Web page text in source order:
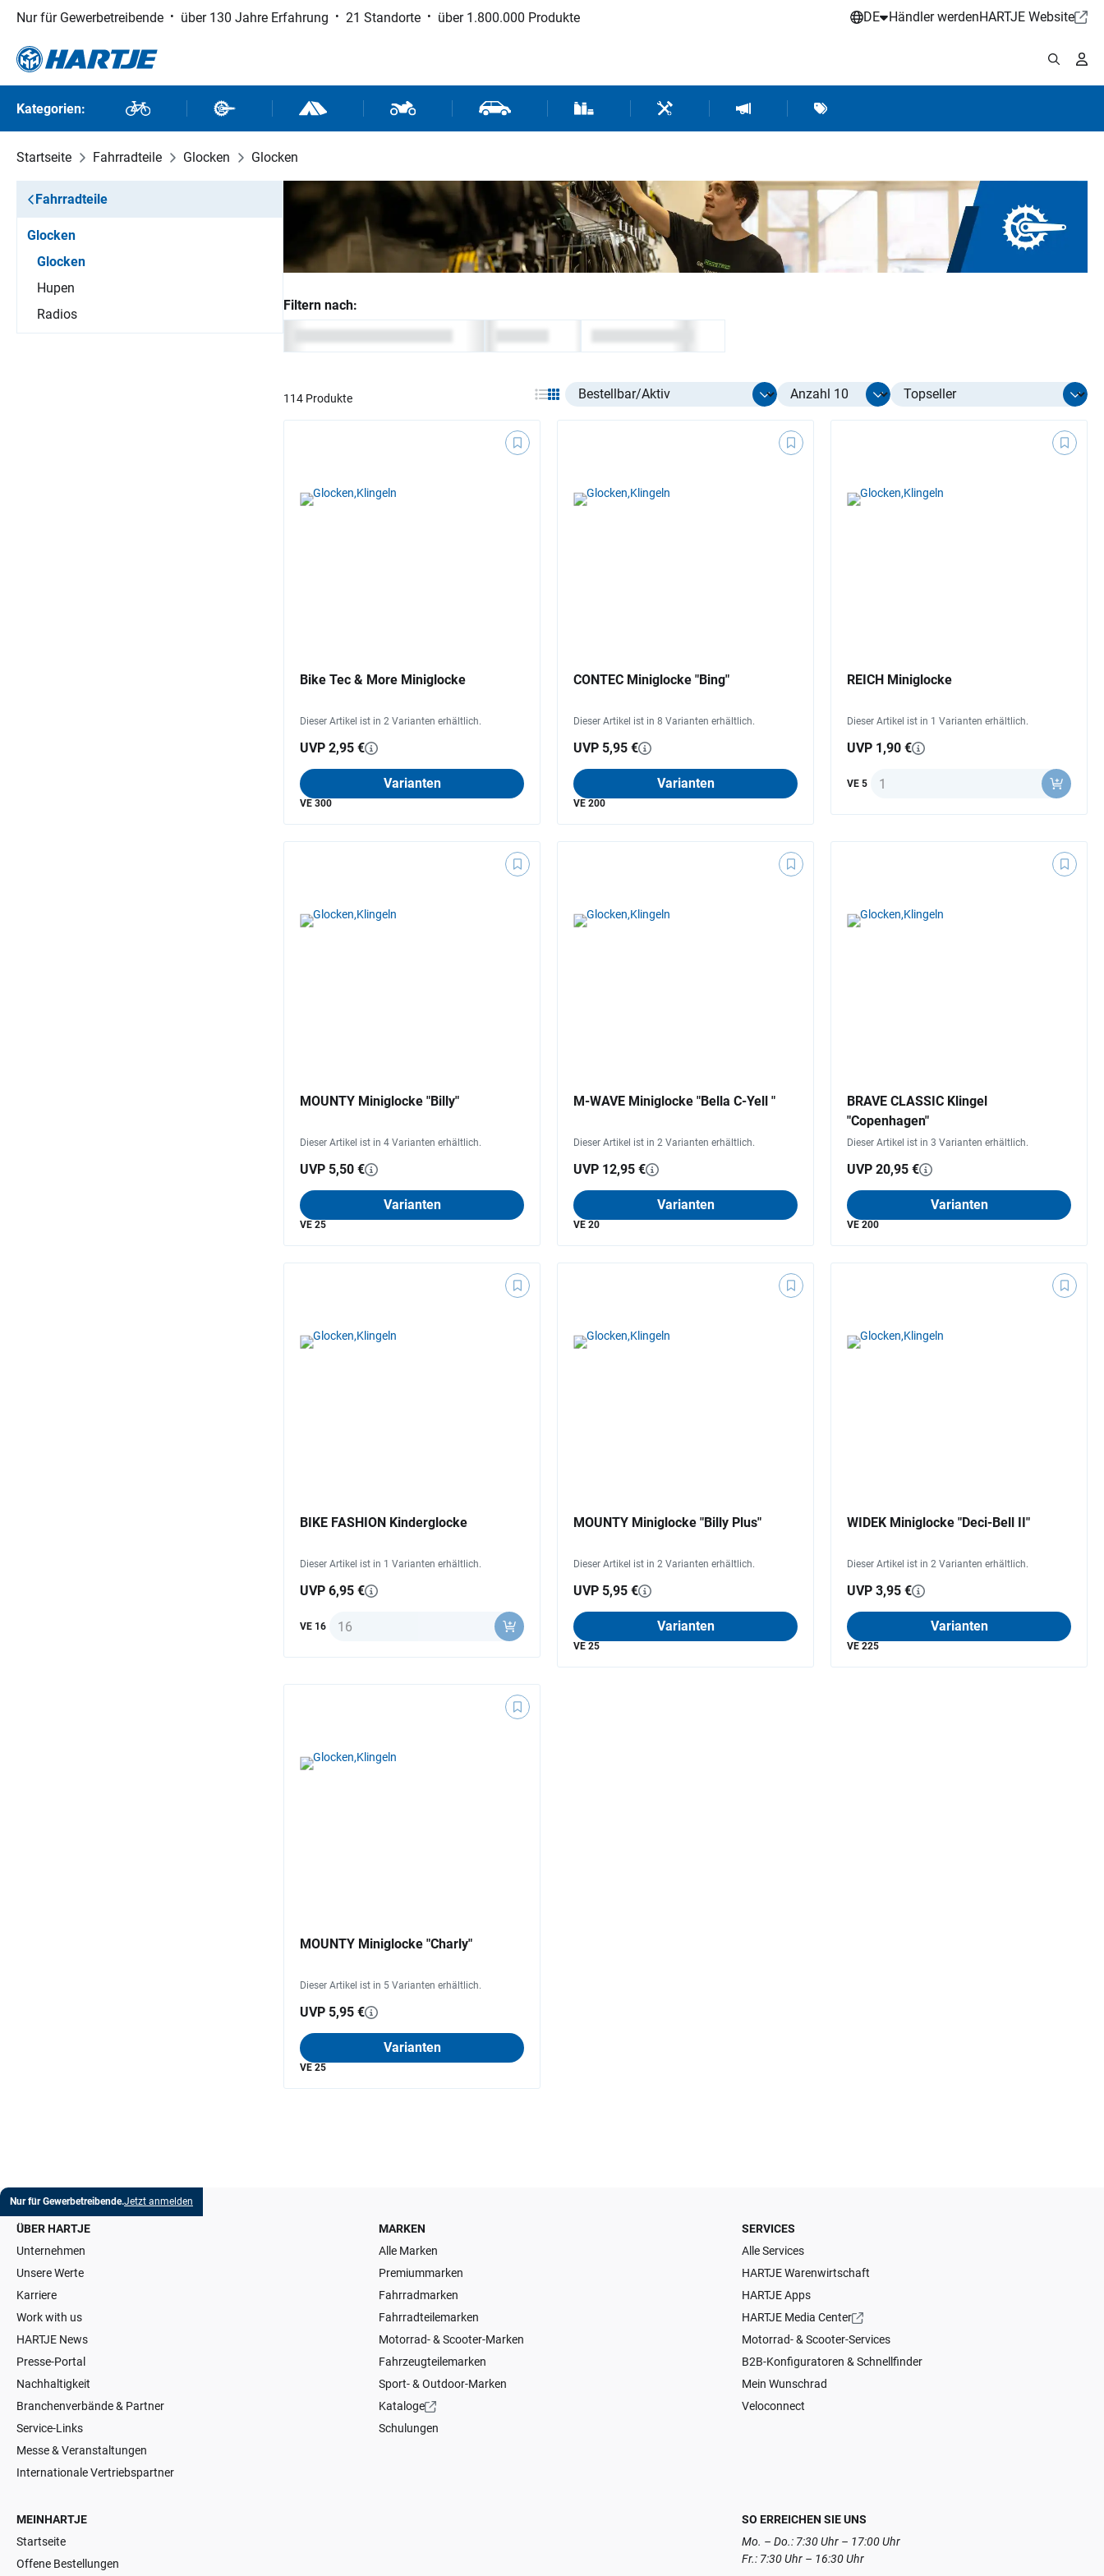
Hauptinhalt springen
Zur Suche springen
Zur Hauptnavigation springen
Nur für Gewerbetreibende über 130 Jahre Erfahrung 21 Standorte über 1.800.000 Produkte DE Händler werdenHARTJE Website
Kategorien: Fahrräder Fahrradteile Outdoor und SportMotorrad- und RollerteileFahrzeugteile und ZubehörVerbrauchsmaterial / Werkstattbedarf
Werkzeuge / Werkstattausrüstung
Hartje MarketingMarken
Startseite Fahrradteile Glocken Glocken
Fahrradteile
Glocken
Glocken
Hupen
Radios
Filtern nach:
114 Produkte Select listing item type Select limit
Bike Tec & More Miniglocke
Dieser Artikel ist in 2 Varianten erhältlich.
UVP 2,95 €
Varianten
VE 300
CONTEC Miniglocke "Bing"
Dieser Artikel ist in 8 Varianten erhältlich.
UVP 5,95 €
Varianten
VE 200
REICH Miniglocke
Dieser Artikel ist in 1 Varianten erhältlich.
UVP 1,90 €
VE 5 Anzahl
MOUNTY Miniglocke "Billy"
Dieser Artikel ist in 4 Varianten erhältlich.
UVP 5,50 €
Varianten
VE 25
M-WAVE Miniglocke "Bella C-Yell "
Dieser Artikel ist in 2 Varianten erhältlich.
UVP 12,95 €
Varianten
VE 20
BRAVE CLASSIC Klingel
"Copenhagen"
Dieser Artikel ist in 3 Varianten erhältlich.
UVP 20,95 €
Varianten
VE 200
BIKE FASHION Kinderglocke
Dieser Artikel ist in 1 Varianten erhältlich.
UVP 6,95 €
VE 16 Anzahl
MOUNTY Miniglocke "Billy Plus"
Dieser Artikel ist in 2 Varianten erhältlich.
UVP 5,95 €
Varianten
VE 25
WIDEK Miniglocke "Deci-Bell II"
Dieser Artikel ist in 2 Varianten erhältlich.
UVP 3,95 €
Varianten
VE 225
MOUNTY Miniglocke "Charly"
Dieser Artikel ist in 5 Varianten erhältlich.
UVP 5,95 €
Varianten
VE 25
Nur für Gewerbetreibende.Jetzt anmelden
ÜBER HARTJE
Unternehmen
Unsere Werte
Karriere
Work with us
HARTJE News
Presse-Portal
Nachhaltigkeit
Branchenverbände & Partner
Service-Links
Messe & Veranstaltungen
Internationale Vertriebspartner
MARKEN
Alle Marken
Premiummarken
Fahrradmarken
Fahrradteilemarken
Motorrad- & Scooter-Marken
Fahrzeugteilemarken
Sport- & Outdoor-Marken
Kataloge
Schulungen
SERVICES
Alle Services
HARTJE Warenwirtschaft
HARTJE Apps
HARTJE Media Center
Motorrad- & Scooter-Services
B2B-Konfiguratoren & Schnellfinder
Mein Wunschrad
Veloconnect
MEINHARTJE
Startseite
Offene Bestellungen
SO ERREICHEN SIE UNS
Mo. – Do.: 7:30 Uhr – 17:00 Uhr
Fr.: 7:30 Uhr – 16:30 Uhr